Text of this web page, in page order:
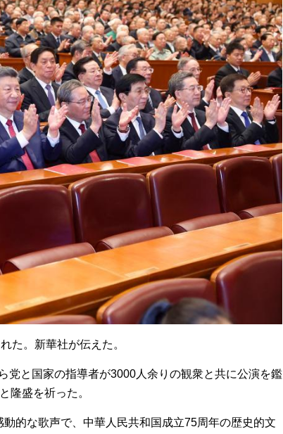
た。新華社が伝えた。
党と国家の指導者が3000人余りの観衆と共に公演を鑑
隆盛を祈った。
的な歌声で、中華人民共和国成立75周年の歴史的文